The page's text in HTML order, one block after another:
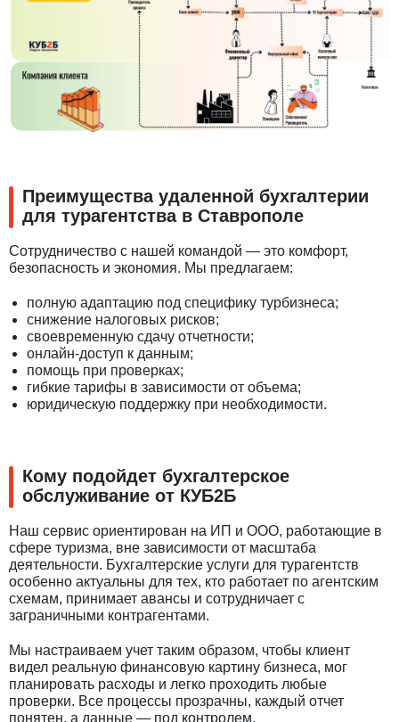
Преимущества удаленной бухгалтерии
для турагентства в Ставрополе
Сотрудничество с нашей командой — это комфорт,
безопасность и экономия. Мы предлагаем:
полную адаптацию под специфику турбизнеса;
снижение налоговых рисков;
своевременную сдачу отчетности;
онлайн-доступ к данным;
помощь при проверках;
гибкие тарифы в зависимости от объема;
юридическую поддержку при необходимости.
Кому подойдет бухгалтерское
обслуживание от КУБ2Б
Наш сервис ориентирован на ИП и ООО, работающие в
сфере туризма, вне зависимости от масштаба
деятельности. Бухгалтерские услуги для турагентств
особенно актуальны для тех, кто работает по агентским
схемам, принимает авансы и сотрудничает с
заграничными контрагентами.
Мы настраиваем учет таким образом, чтобы клиент
видел реальную финансовую картину бизнеса, мог
планировать расходы и легко проходить любые
проверки. Все процессы прозрачны, каждый отчет
понятен, а данные — под контролем.